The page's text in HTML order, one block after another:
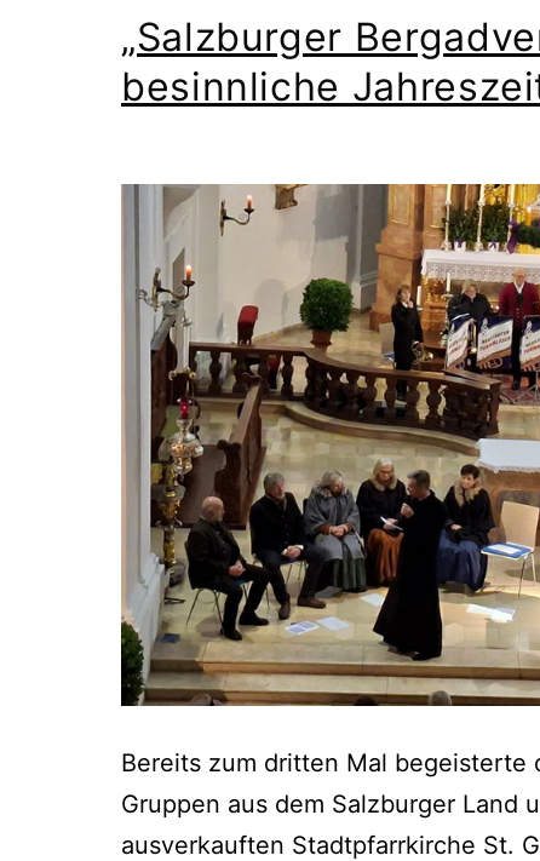
„Salzburger
besinnliche
Bereits zum dritten Mal begeisterte
Gruppen aus dem Salzburger Land
ausverkauften Stadtpfarrkirche St.